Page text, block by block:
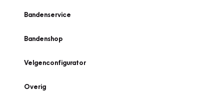
Bandenservice
Bandenshop
Velgenconfigurator
Overig